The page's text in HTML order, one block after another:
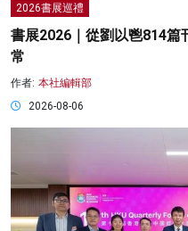
2026書展巡禮
書展2026｜從劉以鬯814篇
常
作者: 本社編輯部
2026-08-06